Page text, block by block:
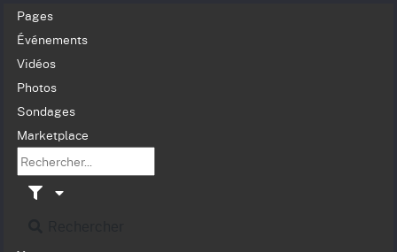
Pages
Événements
Vidéos
Photos
Sondages
Marketplace